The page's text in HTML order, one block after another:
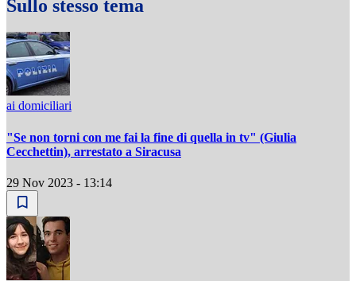
Sullo stesso tema
ai domiciliari
"Se non torni con me fai la fine di quella in tv" (Giulia
Cecchettin), arrestato a Siracusa
29 Nov 2023 - 13:14